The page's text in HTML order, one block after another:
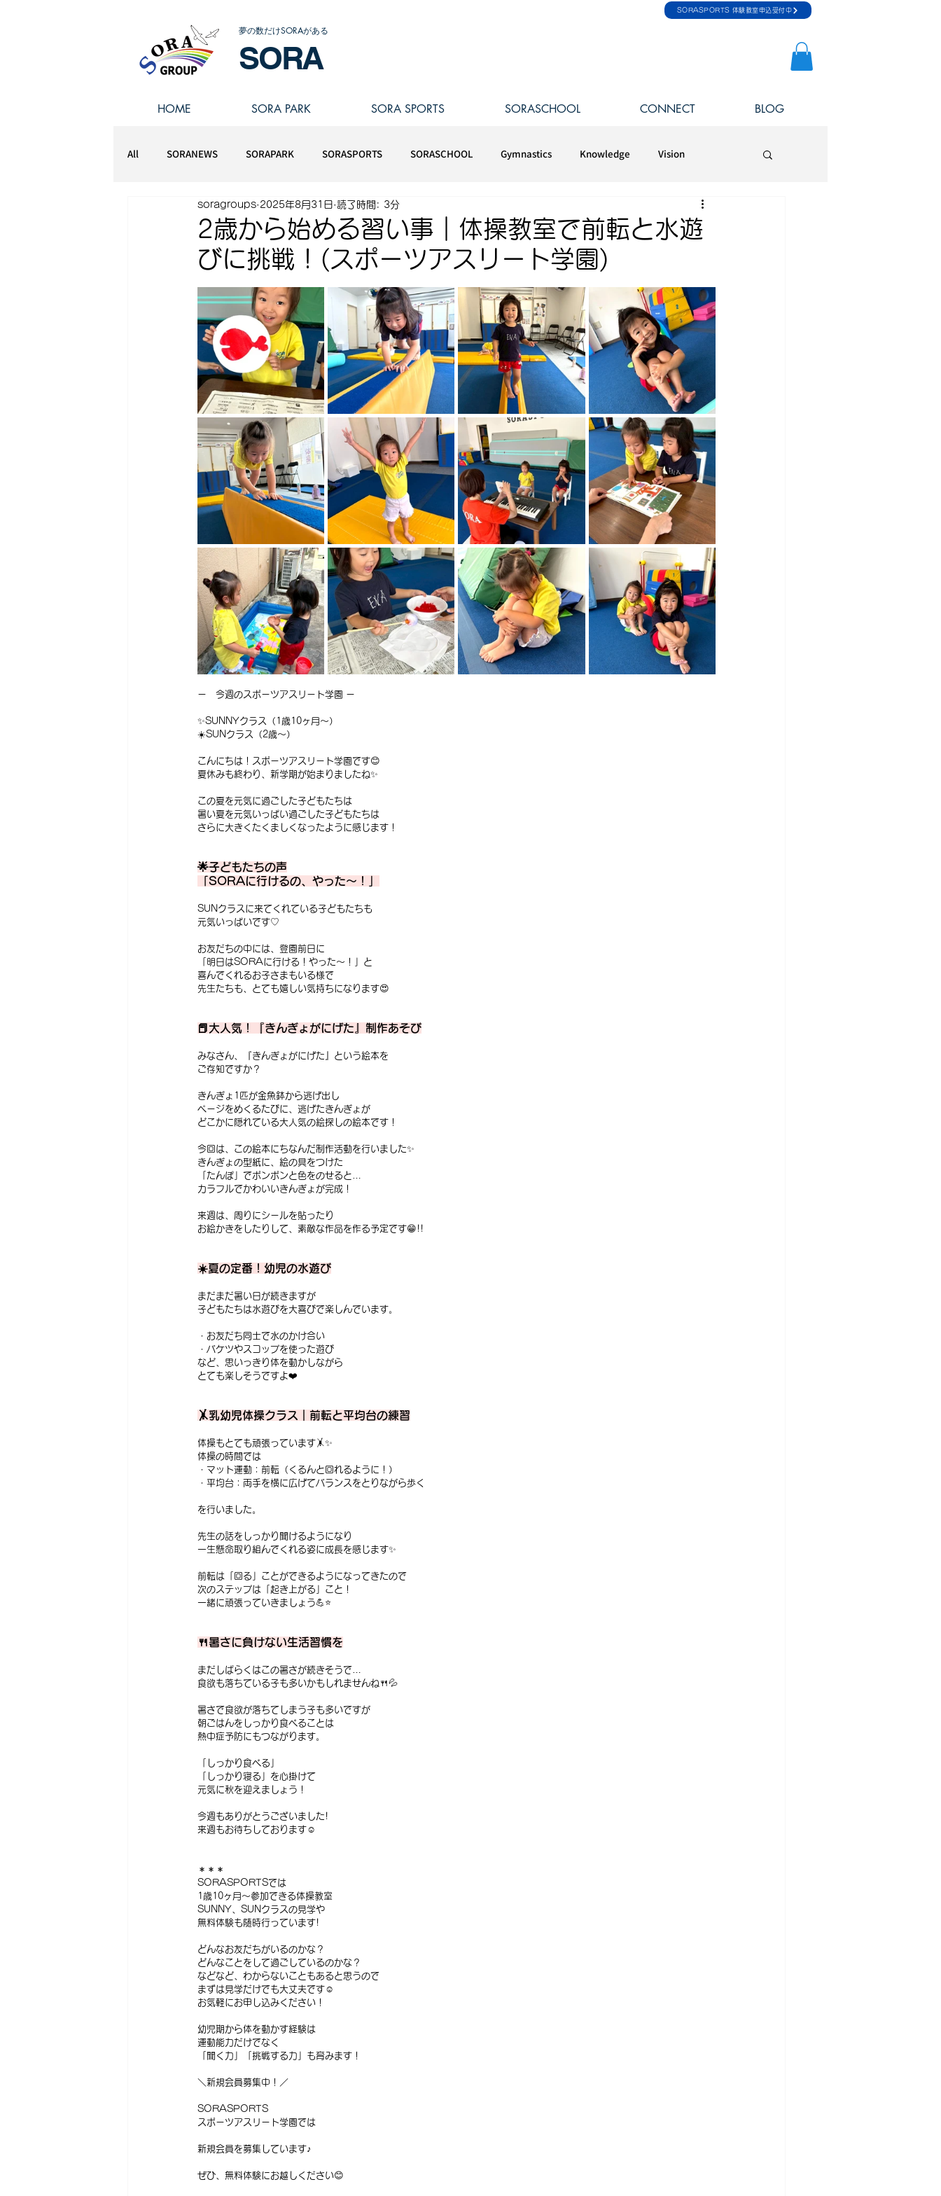
夢の数だけSORAがある
SORA
SORASPORTS 体験教室申込受付中
HOME SORA PARK SORA SPORTS SORASCHOOL CONNECT BLOG
All SORANEWS SORAPARK SORASPORTS SORASCHOOL Gymnastics Knowledge Vision
スポーツアスリート学園
2歳から始める習い事｜体操教室で前転と水遊
びに挑戦！(スポーツアスリート学園)
soragroups 2025年8月31日 読了時間: 3分
ー　今週のスポーツアスリート学園 ー
✨SUNNYクラス（1歳10ヶ月〜）
☀️SUNクラス（2歳〜）
こんにちは！スポーツアスリート学園です😊
夏休みも終わり、新学期が始まりましたね✨
この夏を元気に過ごした子どもたちは
暑い夏を元気いっぱい過ごした子どもたちは
さらに大きくたくましくなったように感じます！
🌟子どもたちの声
「SORAに行けるの、やった〜！」
SUNクラスに来てくれている子どもたちも
元気いっぱいです♡
お友だちの中には、登園前日に
「明日はSORAに行ける！やった〜！」と
喜んでくれるお子さまもいる様で
先生たちも、とても嬉しい気持ちになります😍
📕大人気！『きんぎょがにげた』制作あそび
みなさん、『きんぎょがにげた』という絵本を
ご存知ですか？
きんぎょ1匹が金魚鉢から逃げ出し
ページをめくるたびに、逃げたきんぎょが
どこかに隠れている大人気の絵探しの絵本です！
今回は、この絵本にちなんだ制作活動を行いました✨
きんぎょの型紙に、絵の具をつけた
「たんぽ」でポンポンと色をのせると…
カラフルでかわいいきんぎょが完成！
来週は、周りにシールを貼ったり
お絵かきをしたりして、素敵な作品を作る予定です😁!!
☀️夏の定番！幼児の水遊び
まだまだ暑い日が続きますが
子どもたちは水遊びを大喜びで楽しんでいます。
・お友だち同士で水のかけ合い
・バケツやスコップを使った遊び
など、思いっきり体を動かしながら
とても楽しそうですよ❤️
🤸乳幼児体操クラス｜前転と平均台の練習
体操もとても頑張っています🤸✨
体操の時間では
・マット運動：前転（くるんと回れるように！）
・平均台：両手を横に広げてバランスをとりながら歩く
を行いました。
先生の話をしっかり聞けるようになり
一生懸命取り組んでくれる姿に成長を感じます✨
前転は「回る」ことができるようになってきたので
次のステップは「起き上がる」こと！
一緒に頑張っていきましょう💪⭐
🍴暑さに負けない生活習慣を
まだしばらくはこの暑さが続きそうで…
食欲も落ちている子も多いかもしれませんね🍴💦
暑さで食欲が落ちてしまう子も多いですが
朝ごはんをしっかり食べることは
熱中症予防にもつながります。
「しっかり食べる」
「しっかり寝る」を心掛けて
元気に秋を迎えましょう！
今週もありがとうございました!
来週もお待ちしております☺️
＊＊＊
SORASPORTSでは
1歳10ヶ月〜参加できる体操教室
SUNNY、SUNクラスの見学や
無料体験も随時行っています!
どんなお友だちがいるのかな？
どんなことをして過ごしているのかな？
などなど、わからないこともあると思うので
まずは見学だけでも大丈夫です☺️
お気軽にお申し込みください！
幼児期から体を動かす経験は
運動能力だけでなく
「聞く力」「挑戦する力」も育みます！
＼新規会員募集中！／
SORASPORTS
スポーツアスリート学園では
新規会員を募集しています♪
ぜひ、無料体験にお越しください😊